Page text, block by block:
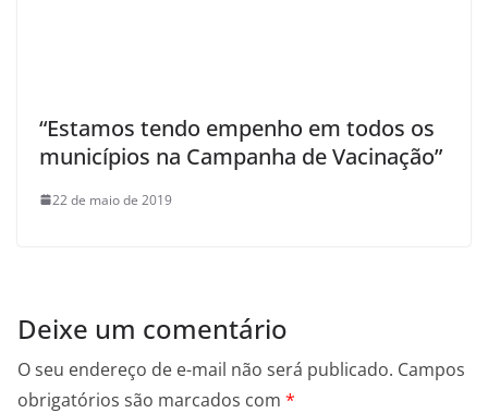
“Estamos tendo empenho em todos os
municípios na Campanha de Vacinação”
22 de maio de 2019
Deixe um comentário
O seu endereço de e-mail não será publicado. Campos
obrigatórios são marcados com *